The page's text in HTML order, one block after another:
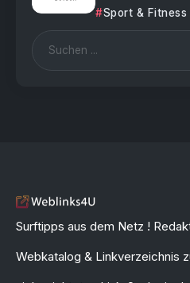
Sport & Fitness
Surftipps aus dem Netz !
Webkatalog & Linkverzeichnis